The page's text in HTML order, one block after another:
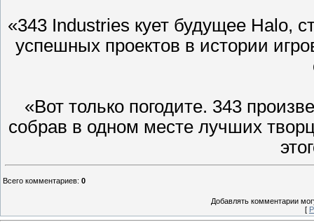
«343 Industries кует будущее Halo,
успешных проектов в истории
«Вот только погодите. 343
собрав в одном месте лучших
Всего комментариев: 0
Добавлять комментарии
[